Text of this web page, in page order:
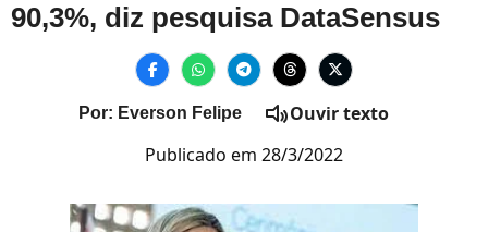
90,3%, diz pesquisa DataSensus
Por: Everson Felipe
Ouvir texto
Publicado em 28/3/2022